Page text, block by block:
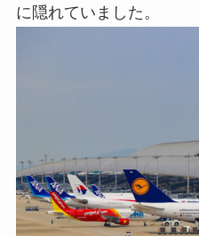
に隠れていました。